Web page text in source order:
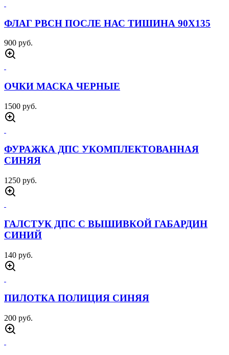
ФЛАГ РВСН ПОСЛЕ НАС ТИШИНА 90Х135
900 руб.
ОЧКИ МАСКА ЧЕРНЫЕ
1500 руб.
ФУРАЖКА ДПС УКОМПЛЕКТОВАННАЯ
СИНЯЯ
1250 руб.
ГАЛСТУК ДПС С ВЫШИВКОЙ ГАБАРДИН
СИНИЙ
140 руб.
ПИЛОТКА ПОЛИЦИЯ СИНЯЯ
200 руб.